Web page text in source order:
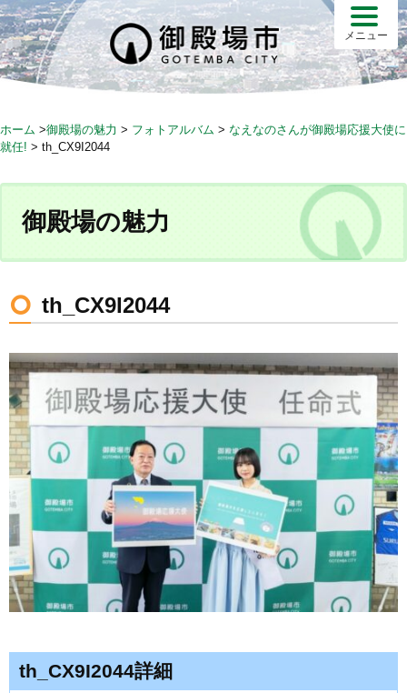
S
k
i
p
c
n
メニュー
ホーム >御殿場の魅力 > フォトアルバム > なえなのさんが御殿場応援大使に
就任! > th_CX9I2044
御殿場の魅力
th_CX9I2044
th_CX9I2044詳細